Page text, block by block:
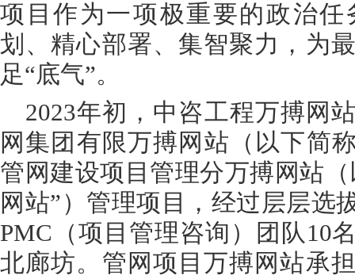
项目作为一项极重要的政治
划、精心部署、集智聚力，为
足“底气”。
2023年初，中咨工程万搏网
网集团有限万搏网站（以下简
管网建设项目管理分万搏网站
网站”）管理项目，经过层层选
PMC（项目管理咨询）团队10
北廊坊。管网项目万搏网站承